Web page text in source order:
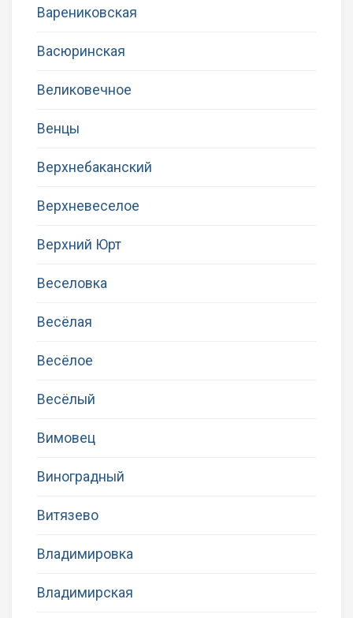
Варениковская
Васюринская
Великовечное
Венцы
Верхнебаканский
Верхневеселое
Верхний Юрт
Веселовка
Весёлая
Весёлое
Весёлый
Вимовец
Виноградный
Витязево
Владимировка
Владимирская